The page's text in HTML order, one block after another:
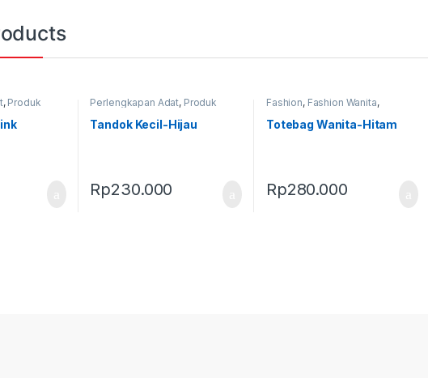
, Produk
Perlengkapan Adat, Produk
Terbaru
Tandok
Tandok Kecil-Hijau
Rp230.000
Fashion, Fashion Wanita,
Perlengkapan Adat
Produk
Terbaru,Tas
Totebag Wanita-Hitam
Rp280.000